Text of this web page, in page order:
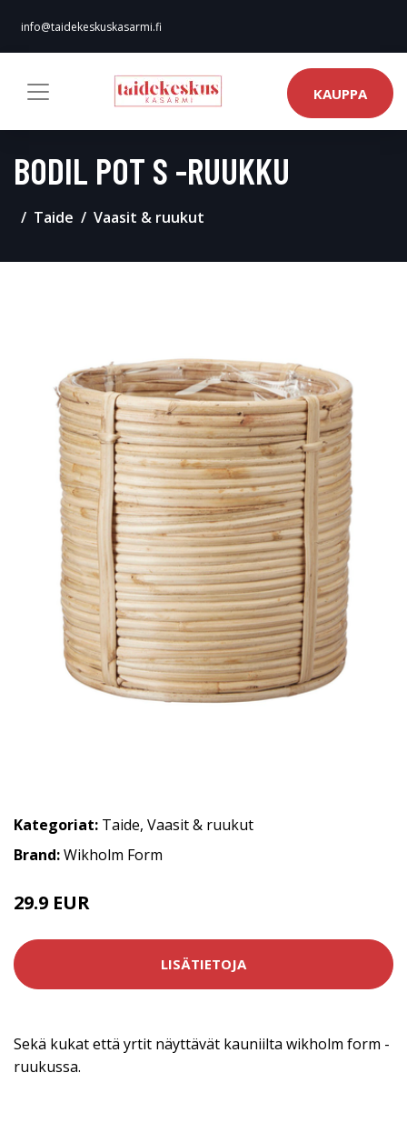
info@taidekeskuskasarmi.fi
KAUPPA
BODIL POT S -RUUKKU
Taide Vaasit & ruukut
Kategoriat: Taide, Vaasit & ruukut
Brand:Wikholm Form
29.9 EUR
LISÄTIETOJA
Sekä kukat että yrtit näyttävät kauniilta wikholm form -
ruukussa.